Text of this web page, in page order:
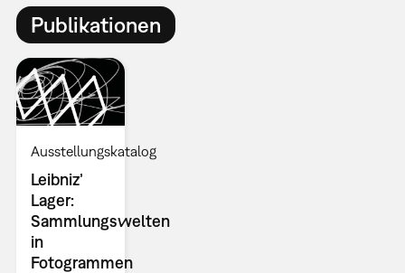
Publikationen
Ausstellungskatalog
Leibniz’
Lager:
Sammlungswelten
in
Fotogrammen